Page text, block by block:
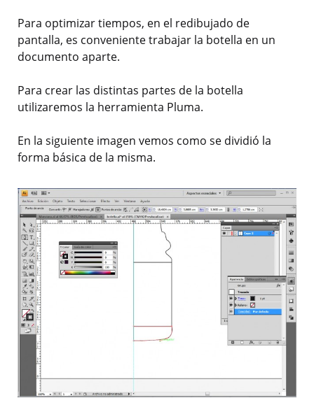
Para optimizar tiempos, en el redibujado de
pantalla, es conveniente trabajar la botella en un
documento aparte.
Para crear las distintas partes de la botella
utilizaremos la herramienta Pluma.
En la siguiente imagen vemos como se dividió la
forma básica de la misma.